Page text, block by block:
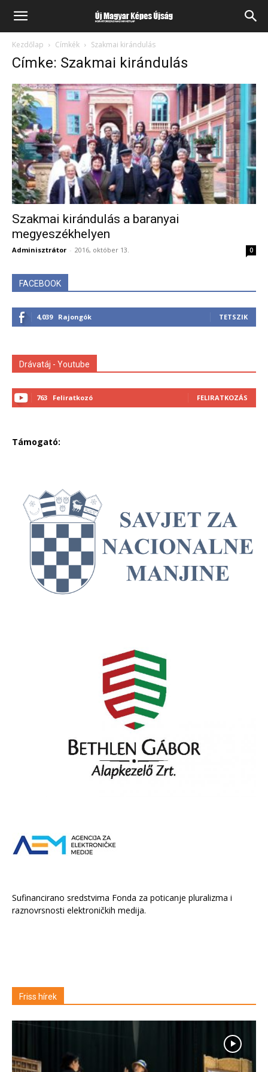
Kezdőlap Címkék Szakmai kirándulás
Címke: Szakmai kirándulás
Szakmai kirándulás a baranyai
megyeszékhelyen
Adminisztrátor - 2016, október 13. 0
FACEBOOK
4,039 Rajongók TETSZIK
Drávatáj - Youtube
763 Feliratkozó FELIRATKOZÁS
Támogató:
Sufinancirano sredstvima Fonda za poticanje pluralizma i
raznovrsnosti elektroničkih medija.
Friss hírek